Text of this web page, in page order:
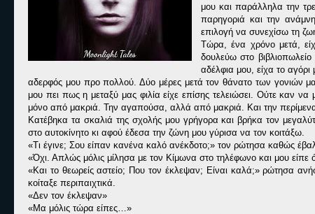
μου και παράλληλα την
παρηγοριά και την
επιλογή να συνεχίσω τη
Τώρα, ένα χρόνο μετά,
δουλεύω στο
αδέλφια μου, είχα το
αδερφός μου προ πολλού. Δύο μέρες μετά τον θάνατο των γονιών
μου πει πως η μεταξύ μας φιλία είχε επίσης τελειώσει. Ούτε καν
μόνο από μακριά. Την αγαπούσα, αλλά από μακριά. Και την
Κατέβηκα τα σκαλιά της σχολής μου γρήγορα και βρήκα τον
στο αυτοκίνητο κι αφού έδεσα την ζώνη μου γύρισα να τον κοιτάξω.
«Τι έγινε; Σου είπαν κανένα καλό ανέκδοτο;» τον ρώτησα καθώς
«Όχι. Απλώς μόλις μίλησα με τον Κίμωνα στο τηλέφωνο και μου είπε
«Και το θεωρείς αστείο; Που τον έκλεψαν; Είναι καλά;» ρώτησα
κοίταξε περιπαιχτικά.
«Δεν τον έκλεψαν»
«Μα μόλις τώρα είπες…»